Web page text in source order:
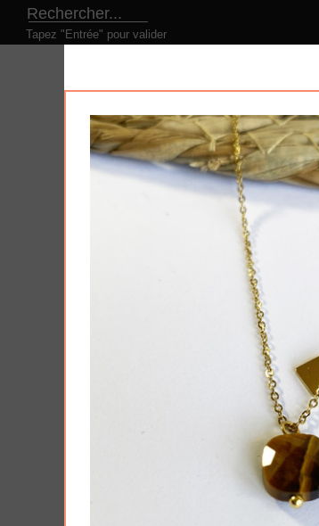
Tapez "Entrée" pour valider
NOS PRODUITS
Produits
Tous nos produits